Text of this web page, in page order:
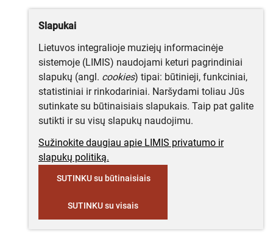
Slapukai
Lietuvos integralioje muziejų informacinėje
sistemoje (LIMIS) naudojami keturi pagrindiniai
slapukų (angl. cookies) tipai: būtinieji, funkciniai,
statistiniai ir rinkodariniai. Naršydami toliau Jūs
sutinkate su būtinaisiais slapukais. Taip pat galite
sutikti ir su visų slapukų naudojimu.
Sužinokite daugiau apie LIMIS privatumo ir
slapukų politiką.
SUTINKU su būtinaisiais
SUTINKU su visais